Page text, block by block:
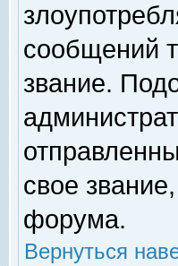
сообщений
звание.
свое
форума.
Вернуться